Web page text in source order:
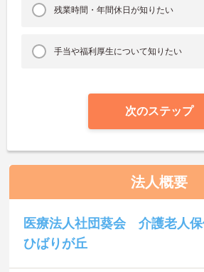
残業時間・年間休日が知りたい
手当や福利厚生について知りたい
次のステップ
法人概要
医療法人社団葵会 介護老人保
ひばりが丘